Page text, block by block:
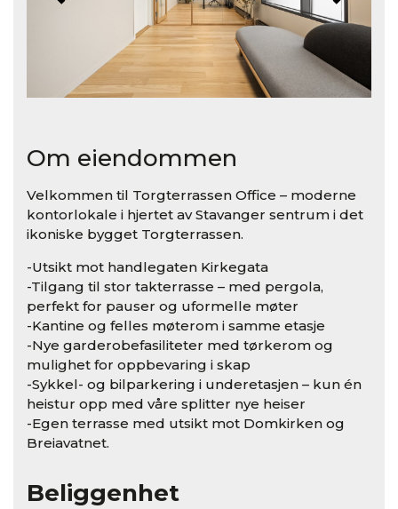
Om eiendommen
Velkommen til Torgterrassen Office – moderne
kontorlokale i hjertet av Stavanger sentrum i det
ikoniske bygget Torgterrassen.
-Utsikt mot handlegaten Kirkegata
-Tilgang til stor takterrasse – med pergola,
perfekt for pauser og uformelle møter
-Kantine og felles møterom i samme etasje
-Nye garderobefasiliteter med tørkerom og
mulighet for oppbevaring i skap
-Sykkel- og bilparkering i underetasjen – kun én
heistur opp med våre splitter nye heiser
-Egen terrasse med utsikt mot Domkirken og
Breiavatnet.
Beliggenhet